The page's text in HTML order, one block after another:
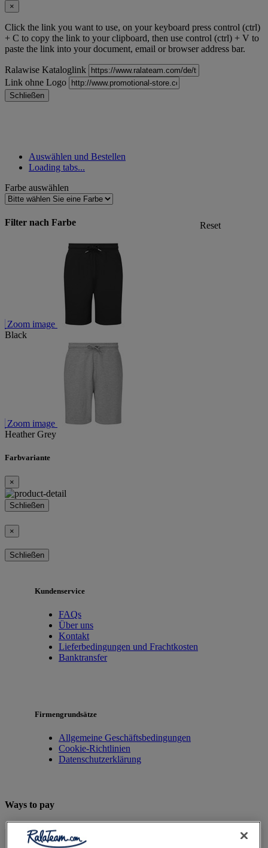
×
Click the link you want to use, on your keyboard press control (ctrl)
+ C to copy the link to your clipboard, then use control (ctrl) + V to
paste the link into your document, email or browser address bar.
Ralawise Kataloglink
Link ohne Logo
Schließen
Auswählen und Bestellen
Loading tabs...
Farbe auswählen
Filter nach Farbe Reset
Zoom image
Black
Zoom image
Heather Grey
Farbvariante
×
Schließen
×
Schließen
Kundenservice
FAQs
Über uns
Kontakt
Lieferbedingungen und Frachtkosten
Banktransfer
Firmengrundsätze
Allgemeine Geschäftsbedingungen
Cookie-Richtlinien
Datenschutzerklärung
Ways to pay